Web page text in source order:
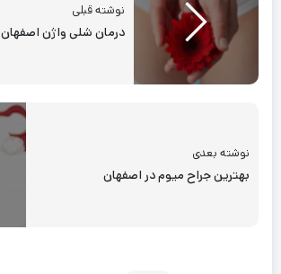
نوشته قبلی
درمان شلی واژن اصفهان
نوشته بعدی
بهترین جراح میوم در اصفهان